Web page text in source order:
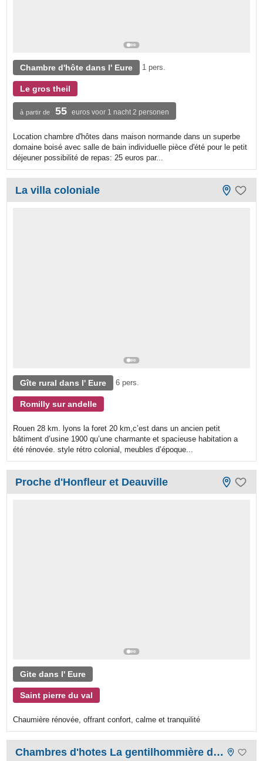
Chambre d'hôte dans l' Eure 1 pers.
Le gros theil
à partir de 55 euros voor 1 nacht 2 personen
Location chambre d'hôtes dans maison normande dans un superbe
domaine boisé avec salle de bain individuelle pièce d'été pour le petit
déjeuner possibilité de repas: 25 euros par...
La villa coloniale
Gîte rural dans l' Eure 6 pers.
Romilly sur andelle
Rouen 28 km. lyons la foret 20 km,c’est dans un ancien petit
bâtiment d’usine 1900 qu’une charmante et spacieuse habitation a
été rénovée. style rétro colonial, meubles d’époque...
Proche d'Honfleur et Deauville
Gite dans l' Eure
Saint pierre du val
Chaumière rénovée, offrant confort, calme et tranquilité
Chambres d'hotes La gentilhommière de normandie